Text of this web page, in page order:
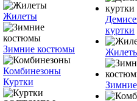
Жилеты
Зимние костюмы
Комбинезоны
Куртки
куртки